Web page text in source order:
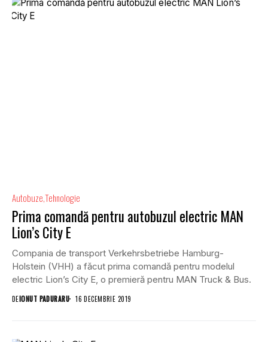
AutobuzeTehnologie
Prima comandă pentru autobuzul electric MAN
Lion’s City E
Compania de transport Verkehrsbetriebe Hamburg-
Holstein (VHH) a făcut prima comandă pentru modelul
electric Lion’s City E, o premieră pentru MAN Truck & Bus.
DEIONUT PADURARU 16 DECEMBRIE 2019